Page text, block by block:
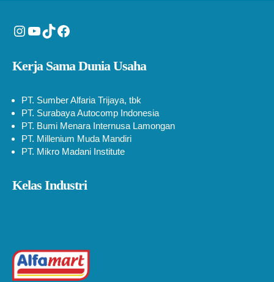
Instagram
YouTube
TikTokFacebook
Kerja Sama Dunia Usaha
PT. Sumber Alfaria Trijaya, tbk
PT. Surabaya Autocomp Indonesia
PT. Bumi Menara Internusa Lamongan
PT. Millenium Muda Mandiri
PT. Mikro Madani Institute
Kelas Industri